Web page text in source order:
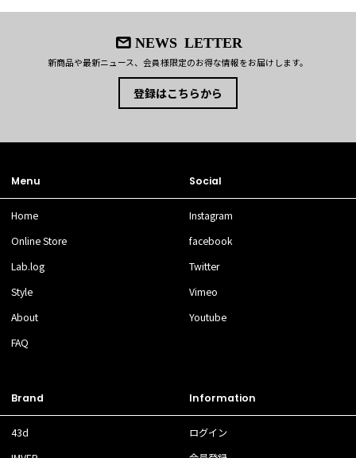
NEWS LETTER
新商品や最新ニュース、会員様限定のお得な情報をお届けします。
登録はこちらから
Menu
Home
Online Store
Lab.log
Style
About
FAQ
Brand
43d
Social
Instagram
facebook
Twitter
Vimeo
Youtube
Information
ログイン